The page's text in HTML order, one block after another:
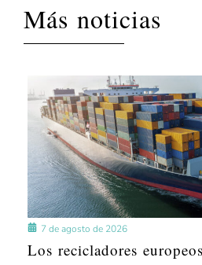
Más noticias
7 de agosto de 2026
Los recicladores